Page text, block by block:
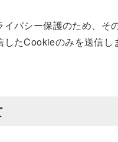
バシー保護のため、そ
したCookieのみを送信し